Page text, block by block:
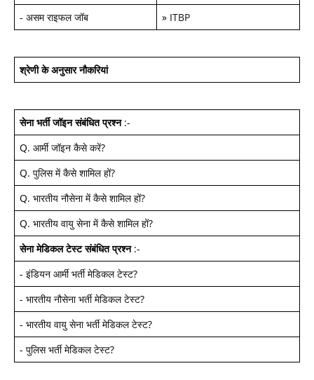
- असम राइफल जॉब » ITBP
श्रेणी के अनुसार नौकरियां
सेना भर्ती जॉइन संबंधित प्रश्न:-
Q. आर्मी जॉइन कैसे करें?
Q. पुलिस में कैसे शामिल हों?
Q. भारतीय नौसेना में कैसे शामिल हों?
Q. भारतीय वायु सेना में कैसे शामिल हों?
सेना मेडिकल टेस्ट संबंधित प्रश्न:-
- इंडियन आर्मी भर्ती मेडिकल टेस्ट?
- भारतीय नौसेना भर्ती मेडिकल टेस्ट?
- भारतीय वायु सेना भर्ती मेडिकल टेस्ट?
- पुलिस भर्ती मेडिकल टेस्ट?